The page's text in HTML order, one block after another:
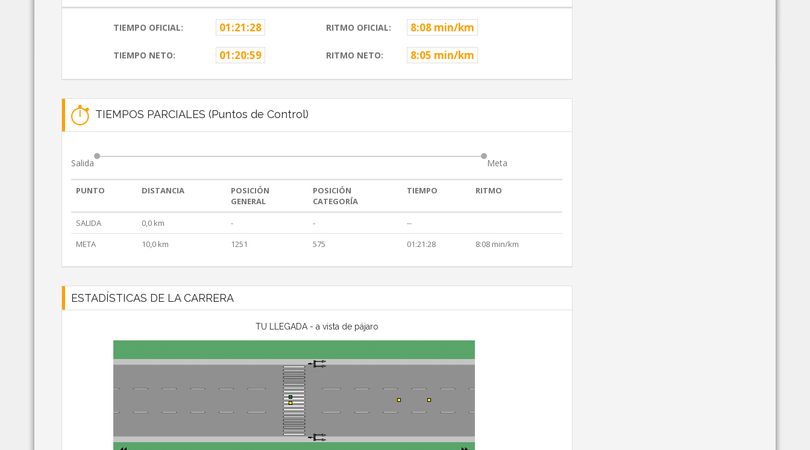
TIEMPO OFICIAL: 01:21:28 RITMO OFICIAL: 8:08 min/km
TIEMPO NETO: 01:20:59 RITMO NETO: 8:05 min/km
TIEMPOS PARCIALES (Puntos de Control)
Salida Meta
PUNTO DISTANCIA
POSICIÓN
GENERAL
POSICIÓN
CATEGORÍA
TIEMPO RITMO
SALIDA 0,0 km - -
--
META
10,0 km 1251 575 01:21:28 8:08 min/km
ESTADÍSTICAS DE LA CARRERA
TU LLEGADA - a vista de pájaro